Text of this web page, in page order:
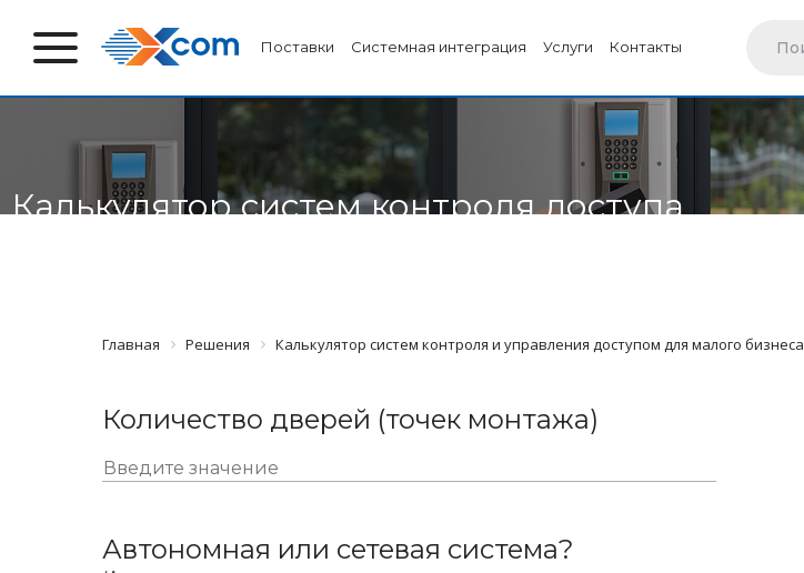
Поставки Системная интеграция Услуги Контакты
Калькулятор систем контроля доступа
Главная Решения Калькулятор систем контроля и управления доступом для малого бизнеса
Количество дверей (точек монтажа)
Автономная или сетевая система?